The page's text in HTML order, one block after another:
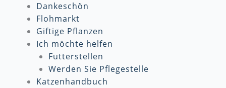
Dankeschön
Flohmarkt
Giftige Pflanzen
Ich möchte helfen
Futterstellen
Werden Sie Pflegestelle
Katzenhandbuch